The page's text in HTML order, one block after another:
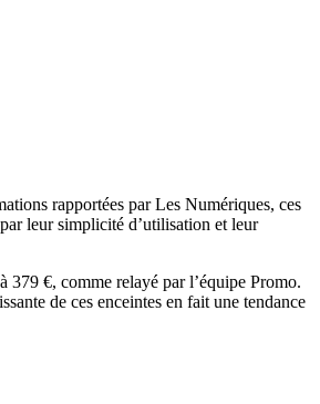
rapportées par Les Numériques, ces
leur simplicité d’utilisation et leur
379 €, comme relayé par l’équipe Promo.
de ces enceintes en fait une tendance